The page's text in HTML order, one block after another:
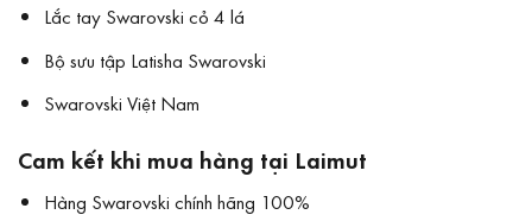
Lắc tay Swarovski cỏ 4 lá
Bộ sưu tập Latisha Swarovski
Swarovski Việt Nam
Cam kết khi mua hàng tại Laimut
Hàng Swarovski chính hãng 100%